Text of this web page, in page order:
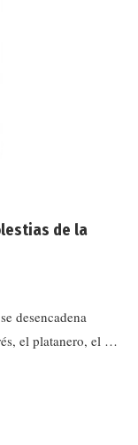
de la
desencadena
el platanero, el …